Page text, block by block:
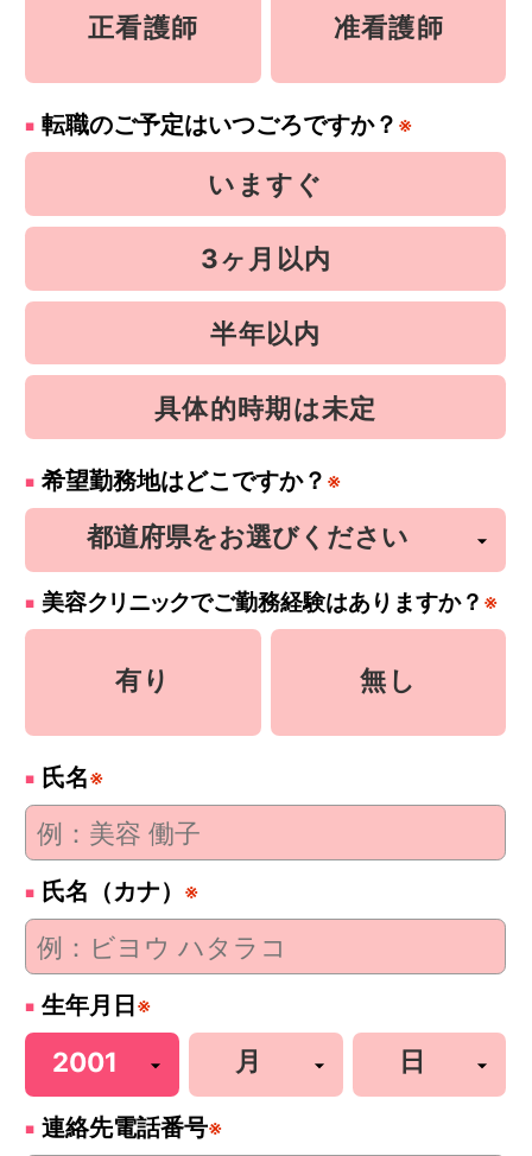
正看護師 准看護師
転職のご予定はいつごろですか？ ※
いますぐ
3ヶ月以内
半年以内
具体的時期は未定
希望勤務地はどこですか？ ※
美容クリニックでご勤務経験はありますか？ ※
有り 無し
氏名※
氏名（カナ） ※
生年月日 ※
連絡先電話番号※